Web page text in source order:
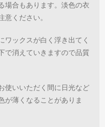
場合もあります。淡色の衣
意ください。
ワックスが白く浮き出てく
で消えていきますので品質
使いいただく間に日光など
が薄くなることがありま